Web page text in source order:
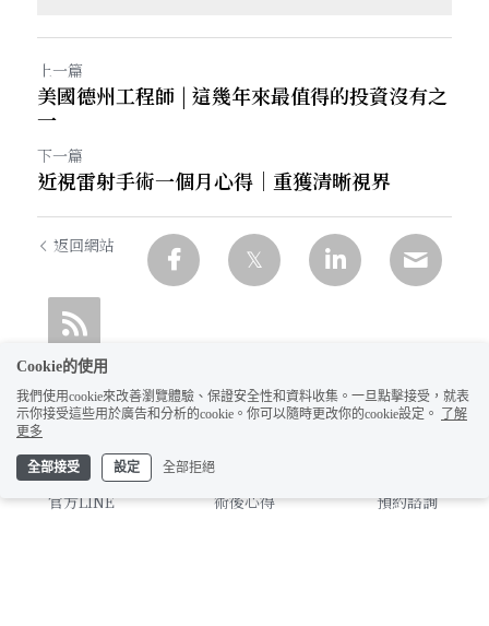
上一篇
美國德州工程師 | 這幾年來最值得的投資沒有之
一
下一篇
近視雷射手術一個月心得｜重獲清晰視界
返回網站
官方LINE 術後心得 預約諮詢
Cookie的使用
我們使用cookie來改善瀏覽體驗、保證安全性和資料收集。一旦點擊接受，就表
示你接受這些用於廣告和分析的cookie。你可以隨時更改你的cookie設定。
了解
更多
全部接受 設定 全部拒絕